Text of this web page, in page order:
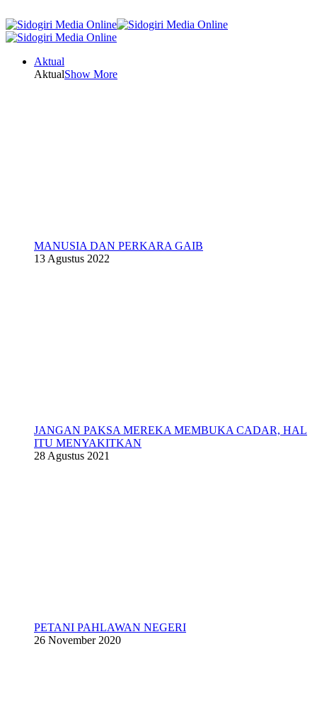
Aktual
AktualShow More
MANUSIA DAN PERKARA GAIB
13 Agustus 2022
JANGAN PAKSA MEREKA MEMBUKA CADAR, HAL
ITU MENYAKITKAN
28 Agustus 2021
PETANI PAHLAWAN NEGERI
26 November 2020